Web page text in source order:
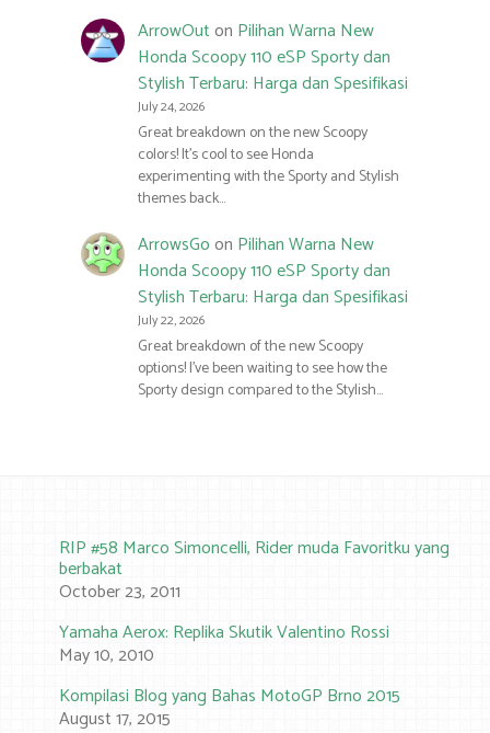
ArrowOuton Pilihan Warna New
Honda Scoopy 110 eSP Sporty dan
Stylish Terbaru: Harga dan Spesifikasi
July 24, 2026
Great breakdown on the new Scoopy
colors! It’s cool to see Honda
experimenting with the Sporty and Stylish
themes back…
ArrowsGoon Pilihan Warna New
Honda Scoopy 110 eSP Sporty dan
Stylish Terbaru: Harga dan Spesifikasi
July 22, 2026
Great breakdown of the new Scoopy
options! I’ve been waiting to see how the
Sporty design compared to the Stylish…
RIP #58 Marco Simoncelli, Rider muda Favoritku yang
berbakat
October 23, 2011
Yamaha Aerox: Replika Skutik Valentino Rossi
May 10, 2010
Kompilasi Blog yang Bahas MotoGP Brno 2015
August 17, 2015